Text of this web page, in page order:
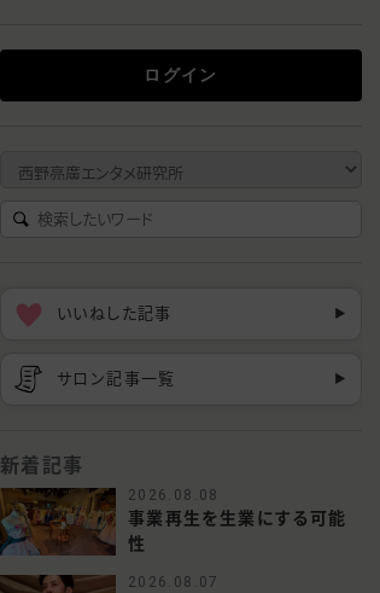
ログイン
いいねした記事 ▶︎
サロン記事一覧 ▶︎
新着記事
2026.08.08
事業再生を生業にする可能
性
2026.08.07